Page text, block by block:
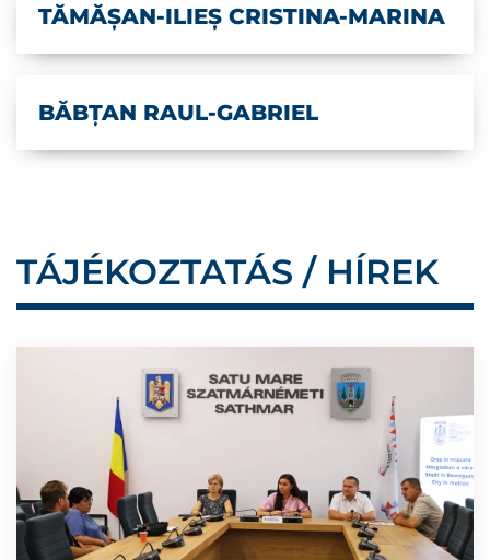
TĂMĂȘAN-ILIEȘ CRISTINA-MARINA
BĂBȚAN RAUL-GABRIEL
TÁJÉKOZTATÁS / HÍREK